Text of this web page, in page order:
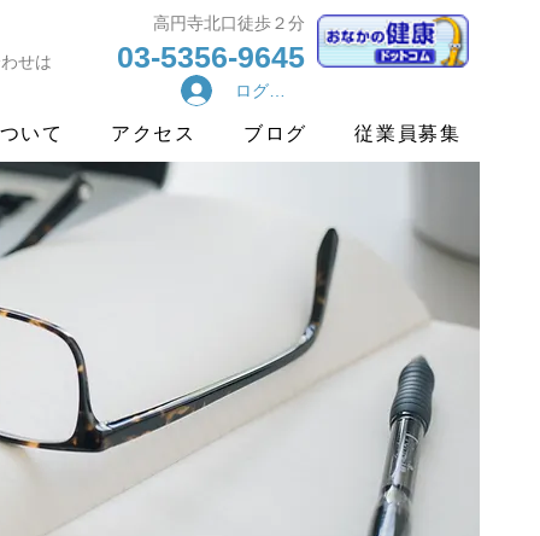
​高円寺北口徒歩２分
せは
03-5356-9645
いて アクセス ブログ 従業員募集
ログイン